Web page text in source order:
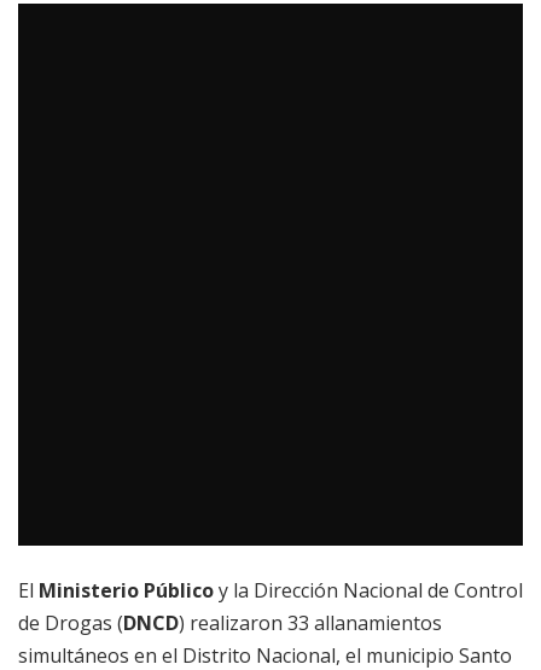
El Ministerio Públicoy la Dirección Nacional de Control
de Drogas (DNCD) realizaron 33 allanamientos
simultáneos en el Distrito Nacional, el municipio Santo